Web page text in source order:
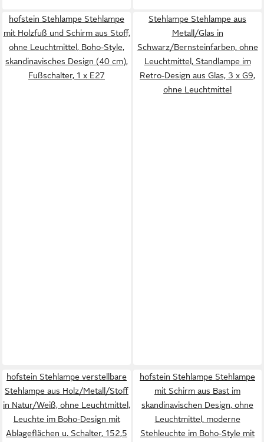
hofstein Stehlampe Stehlampe
mit Holzfuß und Schirm aus Stoff,
ohne Leuchtmittel, Boho-Style,
skandinavisches Design (40 cm),
Fußschalter, 1 x E27
Stehlampe Stehlampe aus
Metall/Glas in
Schwarz/Bernsteinfarben, ohne
Leuchtmittel, Standlampe im
Retro-Design aus Glas, 3 x G9,
ohne Leuchtmittel
hofstein Stehlampe verstellbare
Stehlampe aus Holz/Metall/Stoff
in Natur/Weiß, ohne Leuchtmittel,
Leuchte im Boho-Design mit
Ablageflächen u. Schalter, 152,5
hofstein Stehlampe Stehlampe
mit Schirm aus Bast im
skandinavischen Design, ohne
Leuchtmittel, moderne
Stehleuchte im Boho-Style mit